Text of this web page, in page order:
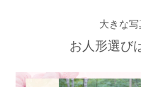
大きな写
お人形選び